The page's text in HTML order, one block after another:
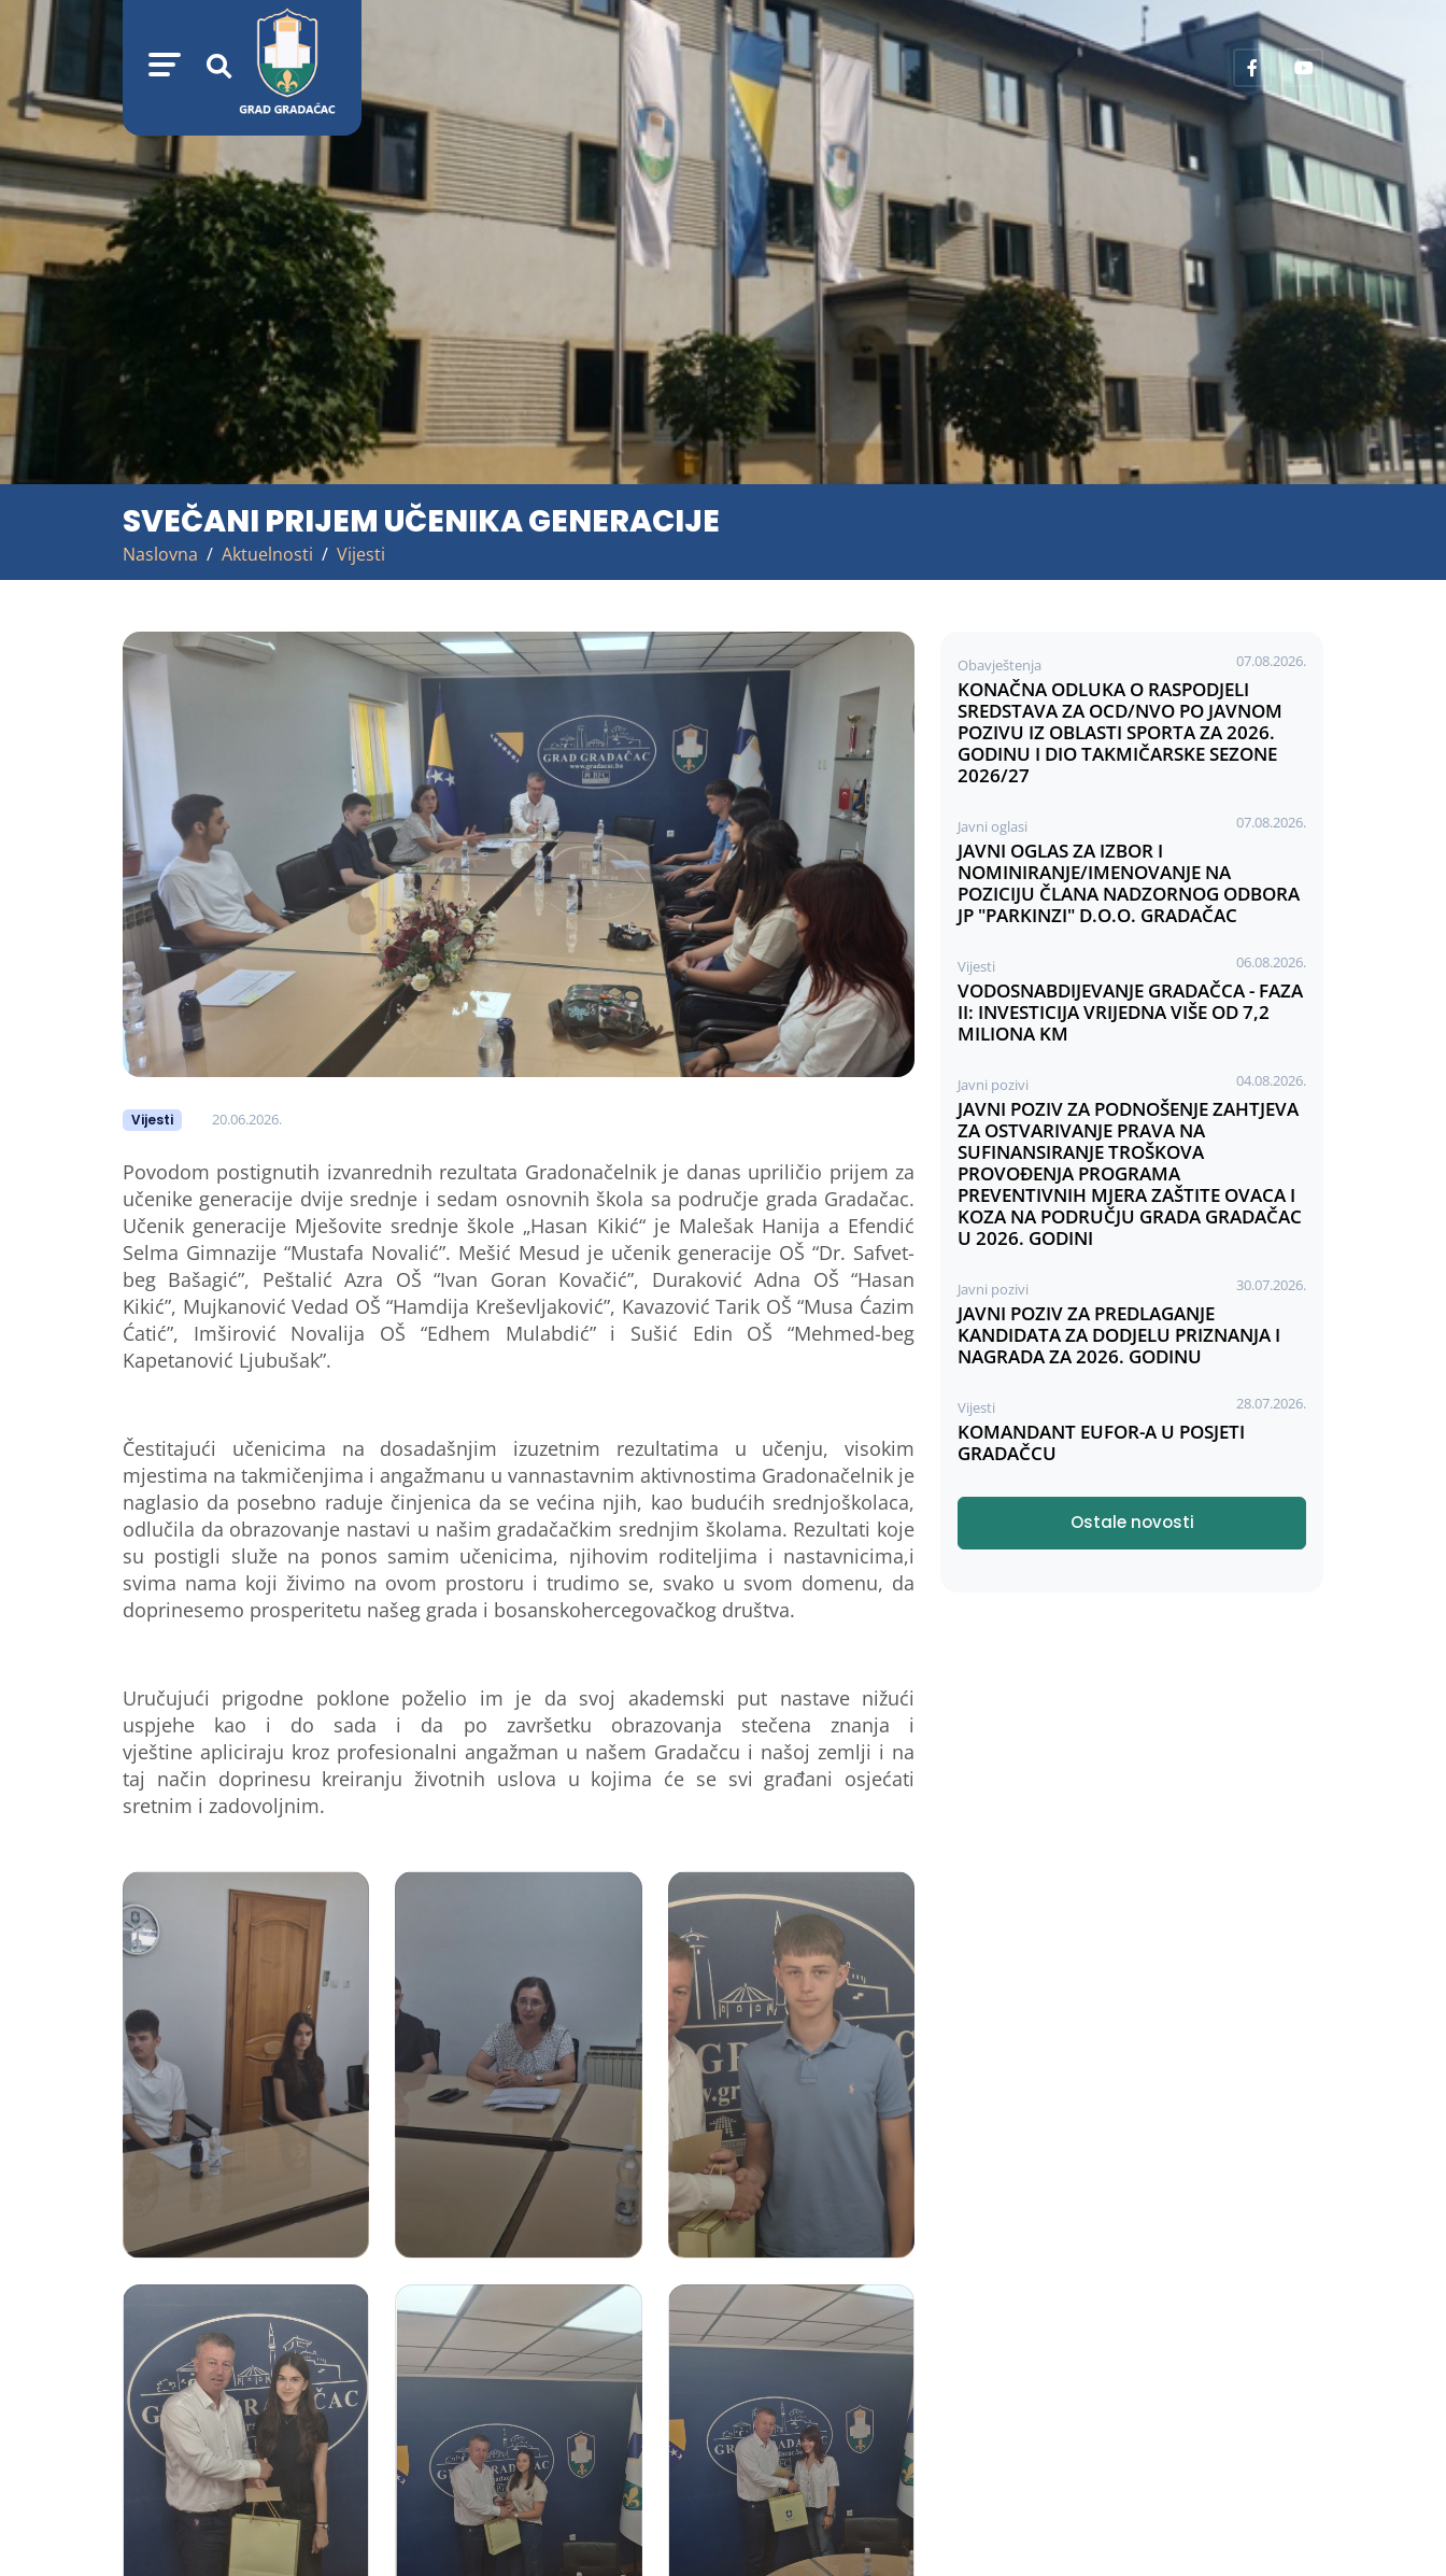
SVEČANI PRIJEM UČENIKA GENERACIJE
Naslovna Aktuelnosti Vijesti
Vijesti 20.06.2026.
Povodom postignutih izvanrednih rezultata Gradonačelnik je danas upriličio prijem za
učenike generacije dvije srednje i sedam osnovnih škola sa područje grada Gradačac.
Učenik generacije Mješovite srednje škole „Hasan Kikić“je Malešak Hanija a Efendić
Selma Gimnazije “Mustafa Novalić”. Mešić Mesud je učenik generacije OŠ “Dr. Safvet-
beg Bašagić”, Peštalić Azra OŠ “Ivan Goran Kovačić”, Duraković Adna OŠ “Hasan
Kikić”, Mujkanović Vedad OŠ “Hamdija Kreševljaković”, Kavazović Tarik OŠ “Musa Ćazim
Ćatić”, Imširović Novalija OŠ “Edhem Mulabdić”i Sušić Edin OŠ “Mehmed-beg
Kapetanović Ljubušak”.
Čestitajući učenicima na dosadašnjim izuzetnim rezultatima u učenju, visokim
mjestima na takmičenjima i angažmanu u vannastavnim aktivnostima Gradonačelnik je
naglasio da posebno raduje činjenica da se većina njih, kao budućih srednjoškolaca,
odlučila da obrazovanje nastavi u našim gradačačkim srednjim školama. Rezultati koje
su postigli služe na ponos samim učenicima, njihovim roditeljima i nastavnicima,i
svima nama koji živimo na ovom prostoru i trudimo se, svako u svom domenu, da
doprinesemo prosperitetu našeg grada i bosanskohercegovačkog društva.
Uručujući prigodne poklone poželio im je da svoj akademski put nastave nižući
uspjehe kao i do sada i da po završetku obrazovanja stečena znanja i
vještine apliciraju kroz profesionalni angažman u našem Gradačcu i našoj zemlji i na
taj način doprinesu kreiranju životnih uslova u kojima će se svi građani osjećati
sretnim i zadovoljnim.
Obavještenja 07.08.2026.
KONAČNA ODLUKA O RASPODJELI
SREDSTAVA ZA OCD/NVO PO JAVNOM
POZIVU IZ OBLASTI SPORTA ZA 2026.
GODINU I DIO TAKMIČARSKE SEZONE
2026/27
Javni oglasi 07.08.2026.
JAVNI OGLAS ZA IZBOR I
NOMINIRANJE/IMENOVANJE NA
POZICIJU ČLANA NADZORNOG ODBORA
JP "PARKINZI" D.O.O. GRADAČAC
Vijesti 06.08.2026.
VODOSNABDIJEVANJE GRADAČCA - FAZA
II: INVESTICIJA VRIJEDNA VIŠE OD 7,2
MILIONA KM
Javni pozivi 04.08.2026.
JAVNI POZIV ZA PODNOŠENJE ZAHTJEVA
ZA OSTVARIVANJE PRAVA NA
SUFINANSIRANJE TROŠKOVA
PROVOĐENJA PROGRAMA
PREVENTIVNIH MJERA ZAŠTITE OVACA I
KOZA NA PODRUČJU GRADA GRADAČAC
U 2026. GODINI
Javni pozivi 30.07.2026.
JAVNI POZIV ZA PREDLAGANJE
KANDIDATA ZA DODJELU PRIZNANJA I
NAGRADA ZA 2026. GODINU
Vijesti 28.07.2026.
KOMANDANT EUFOR-A U POSJETI
GRADAČCU
Ostale novosti